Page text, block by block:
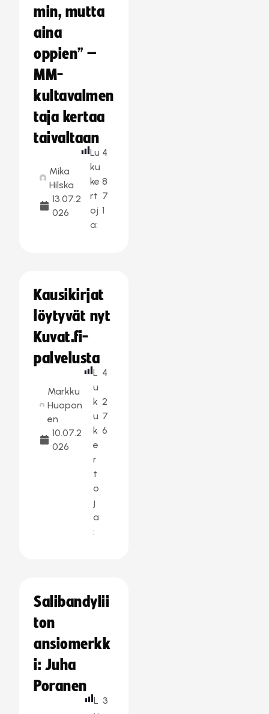
min, mutta
aina
oppien” –
MM-
kultavalmen
taja kertaa
taivaltaan
Mika
Hilska
13.07.2
026
Lu
ku
ke
rt
oj
a:
4
8
7
1
Kausikirjat
löytyvät nyt
Kuvat.fi-
palvelusta
Markku
Huopon
en
10.07.2
026
L
u
k
u
k
e
r
t
o
j
a
:
4
2
7
6
Salibandylii
ton
ansiomerkk
i: Juha
Poranen
L 3